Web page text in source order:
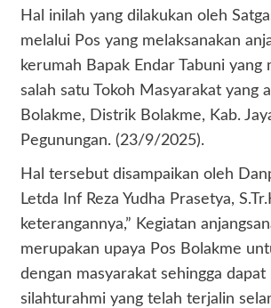
Hal inilah yang dilakukan oleh
melalui Pos yang melaksanakan
kerumah Bapak Endar Tabuni yang
salah satu Tokoh Masyarakat yang
Bolakme, Distrik Bolakme, Kab.
Pegunungan. (23/9/2025).
Hal tersebut disampaikan oleh
Letda Inf Reza Yudha Prasetya,
keterangannya,” Kegiatan
merupakan upaya Pos Bolakme
dengan masyarakat sehingga dapat
silahturahmi yang telah terjalin